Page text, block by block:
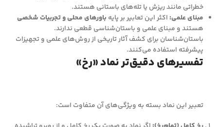
خطراتی مانند ریزش یا تله‌های باستانی هستند.
مبنای علمی: اکثر این تعابیر بر پایه باورهای محلی و تجربیات شخصی
هستند و مبنای علمی و باستان‌شناسی قطعی ندارند.
باستان‌شناسان برای کشف آثار تاریخی از روش‌های علمی و تجهیزات
پیشرفته استفاده می‌کنند.
تفسیرهای دقیق‌تر نماد «رخ»
تعبیر این نماد بسته به ویژگی‌های آن متفاوت است: